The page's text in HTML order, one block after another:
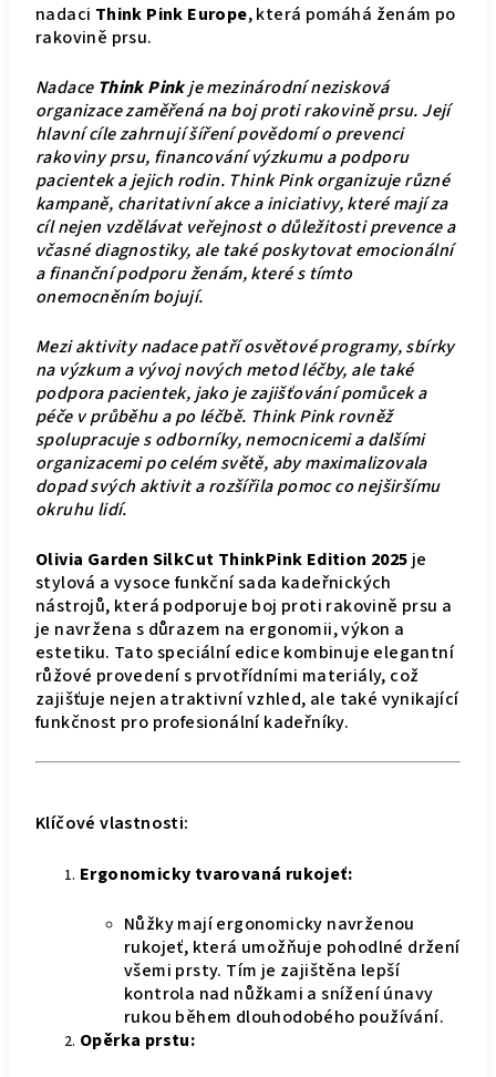
nadaci Think Pink Europe, která pomáhá ženám po
rakovině prsu.
Nadace Think Pinkje mezinárodní nezisková
organizace zaměřená na boj proti rakovině prsu. Její
hlavní cíle zahrnují šíření povědomí o prevenci
rakoviny prsu, financování výzkumu a podporu
pacientek a jejich rodin. Think Pink organizuje různé
kampaně, charitativní akce a iniciativy, které mají za
cíl nejen vzdělávat veřejnost o důležitosti prevence a
včasné diagnostiky, ale také poskytovat emocionální
a finanční podporu ženám, které s tímto
onemocněním bojují.
Mezi aktivity nadace patří osvětové programy, sbírky
na výzkum a vývoj nových metod léčby, ale také
podpora pacientek, jako je zajišťování pomůcek a
péče v průběhu a po léčbě. Think Pink rovněž
spolupracuje s odborníky, nemocnicemi a dalšími
organizacemi po celém světě, aby maximalizovala
dopad svých aktivit a rozšířila pomoc co nejširšímu
okruhu lidí.
Olivia Garden SilkCut ThinkPink Edition 2025 je
stylová a vysoce funkční sada kadeřnických
nástrojů, která podporuje boj proti rakovině prsu a
je navržena s důrazem na ergonomii, výkon a
estetiku. Tato speciální edice kombinuje elegantní
růžové provedení s prvotřídními materiály, což
zajišťuje nejen atraktivní vzhled, ale také vynikající
funkčnost pro profesionální kadeřníky.
Klíčové vlastnosti:
Ergonomicky tvarovaná rukojeť:
Nůžky mají ergonomicky navrženou
rukojeť, která umožňuje pohodlné držení
všemi prsty. Tím je zajištěna lepší
kontrola nad nůžkami a snížení únavy
rukou během dlouhodobého používání.
Opěrka prstu: